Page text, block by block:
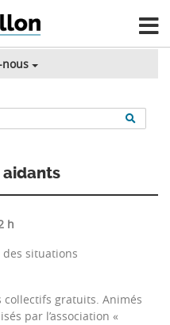
nous
h
situations
collectifs gratuits. Animés
par l’association «